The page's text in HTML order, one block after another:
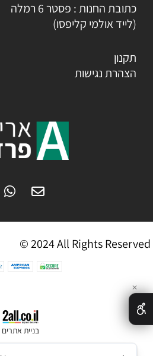
כתובת החנות : פסטר 6 רמלה
(לייד אולמי קליפסו)
תקנון
הצהרת נגישות
© 2024 All Rights Reserved
בניית אתרים
✕